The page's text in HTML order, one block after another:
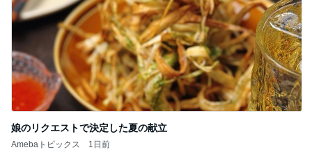
娘のリクエストで決定した夏の献立
Amebaトピックス 1日前